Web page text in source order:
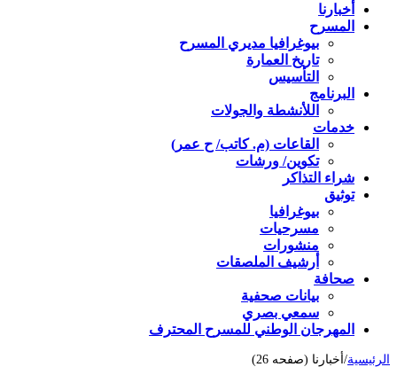
أخبارنا
المسرح
بيوغرافيا مديري المسرح
تاريخ العمارة
التأسيس
البرنامج
اللأنشطة والجولات
خدمات
القاعات (م. كاتب/ ح عمر)
تكوين/ ورشات
شراء التذاكر
توثيق
بيوغرافيا
مسرحيات
منشورات
أرشيف الملصقات
صحافة
بيانات صحفية
سمعي بصري
المهرجان الوطني للمسرح المحترف
الرئيسية/ أخبارنا (صفحه 26)